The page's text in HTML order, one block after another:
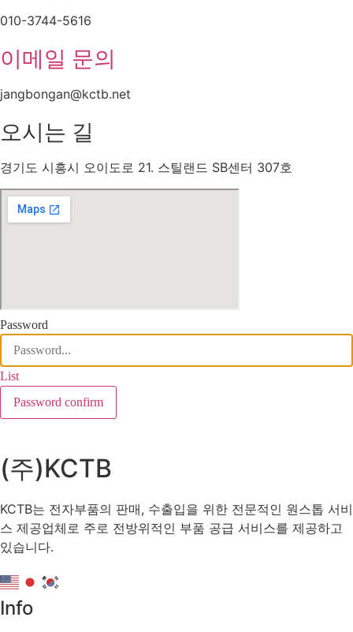
010-3744-5616
이메일 문의
jangbongan@kctb.net
오시는 길
경기도 시흥시 오이도로 21. 스틸랜드 SB센터 307호
Password
List
Password confirm
(주)KCTB
KCTB는 전자부품의 판매, 수출입을 위한 전문적인 원스톱 서비
스 제공업체로 주로 전방위적인 부품 공급 서비스를 제공하고
있습니다.
Info